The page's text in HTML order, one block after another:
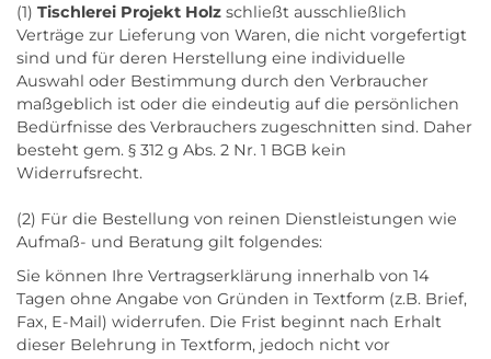
(1) Tischlerei Projekt Holz schließt ausschließlich
Verträge zur Lieferung von Waren, die nicht vorgefertigt
sind und für deren Herstellung eine individuelle
Auswahl oder Bestimmung durch den Verbraucher
maßgeblich ist oder die eindeutig auf die persönlichen
Bedürfnisse des Verbrauchers zugeschnitten sind. Daher
besteht gem. § 312 g Abs. 2 Nr. 1 BGB kein
Widerrufsrecht.
(2) Für die Bestellung von reinen Dienstleistungen wie
Aufmaß- und Beratung gilt folgendes:
Sie können Ihre Vertragserklärung innerhalb von 14
Tagen ohne Angabe von Gründen in Textform (z.B. Brief,
Fax, E-Mail) widerrufen. Die Frist beginnt nach Erhalt
dieser Belehrung in Textform, jedoch nicht vor